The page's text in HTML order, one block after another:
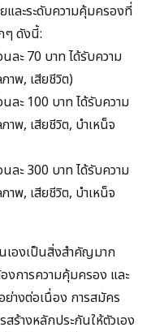
และระดับความคุ้มครองที่
ๆ ดังนี้:
ละ 70 บาท ได้รับความ
พ, เสียชีวิต)
ละ 100 บาท ได้รับความ
พ, เสียชีวิต, บำเหน็จ
ละ 300 บาท ได้รับความ
พ, เสียชีวิต, บำเหน็จ
เองเป็นสิ่งสำคัญมาก
งการความคุ้มครอง และ
ย่างต่อเนื่อง การสมัคร
ร้างหลักประกันให้ตัวเอง